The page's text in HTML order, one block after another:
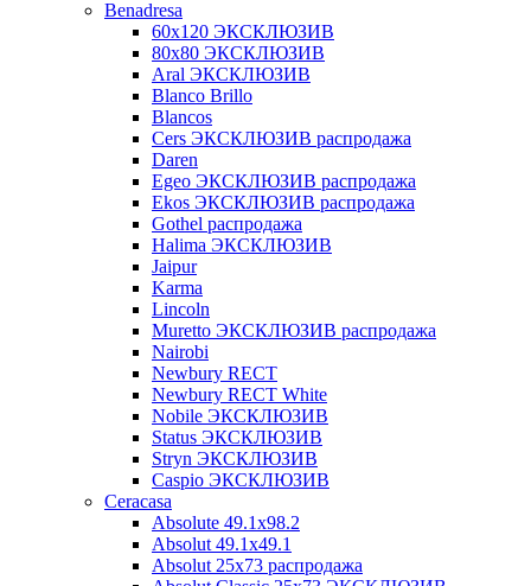
Benadresa
60х120 ЭКСКЛЮЗИВ
80х80 ЭКСКЛЮЗИВ
Aral ЭКСКЛЮЗИВ
Blanco Brillo
Blancos
Cers ЭКСКЛЮЗИВ распродажа
Daren
Egeo ЭКСКЛЮЗИВ распродажа
Ekos ЭКСКЛЮЗИВ распродажа
Gothel распродажа
Halima ЭКСКЛЮЗИВ
Jaipur
Karma
Lincoln
Muretto ЭКСКЛЮЗИВ распродажа
Nairobi
Newbury RECT
Newbury RECT White
Nobile ЭКСКЛЮЗИВ
Status ЭКСКЛЮЗИВ
Stryn ЭКСКЛЮЗИВ
Сaspio ЭКСКЛЮЗИВ
Ceracasa
Absolute 49.1x98.2
Absolut 49.1x49.1
Absolut 25x73 распродажа